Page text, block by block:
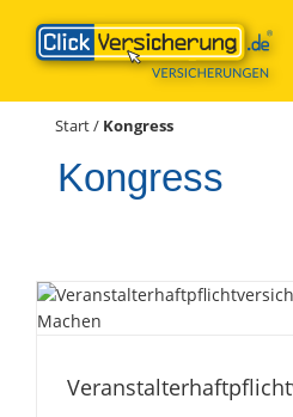
Inhalt
springen
Start/ Kongress
Kongress